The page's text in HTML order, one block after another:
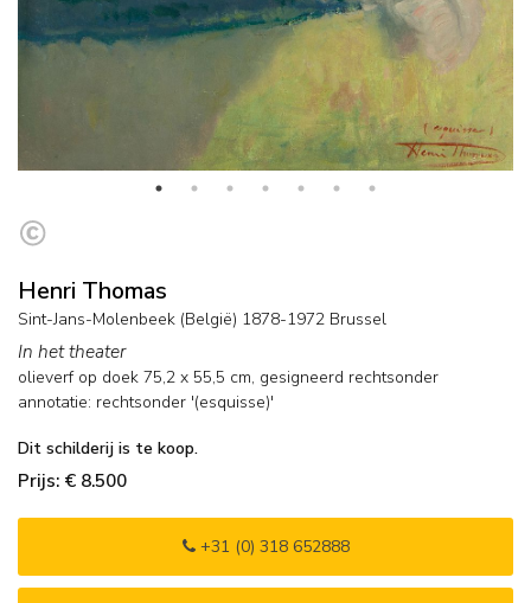
Henri Thomas
Sint-Jans-Molenbeek (België) 1878-1972 Brussel
In het theater
olieverf op doek 75,2 x 55,5 cm, gesigneerd rechtsonder
annotatie: rechtsonder '(esquisse)'
Dit schilderij is te koop.
Prijs: € 8.500
+31 (0) 318 652888